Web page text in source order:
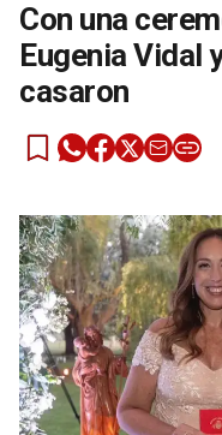
Con una
Eugenia Vidal
casaron